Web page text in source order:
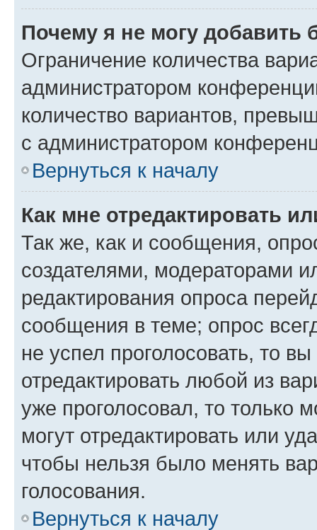
Почему я не могу добавить
Ограничение количества
администратором
количество вариантов,
с администратором
Вернуться к началу
Как мне отредактировать
Так же, как и сообщения,
создателями, модераторами
редактирования опроса
сообщения в теме; опрос
не успел проголосовать, то
отредактировать любой из
уже проголосовал, то только
могут отредактировать или
чтобы нельзя было менять
голосования.
Вернуться к началу